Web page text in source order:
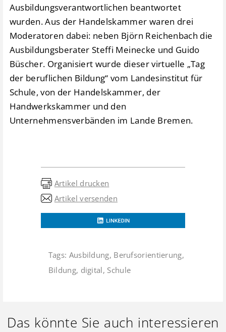
Ausbildungsverantwortlichen beantwortet
wurden. Aus der Handelskammer waren drei
Moderatoren dabei: neben Björn Reichenbach die
Ausbildungsberater Steffi Meinecke und Guido
Büscher. Organisiert wurde dieser virtuelle „Tag
der beruflichen Bildung“ vom Landesinstitut für
Schule, von der Handelskammer, der
Handwerkskammer und den
Unternehmensverbänden im Lande Bremen.
Artikel drucken
Artikel versenden
Tags: Ausbildung, Berufsorientierung,
Bildung, digital, Schule
Das könnte Sie auch interessieren